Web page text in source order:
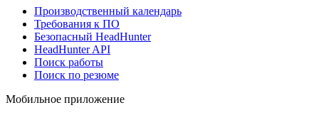
Производственный календарь
Требования к ПО
Безопасный HeadHunter
HeadHunter API
Поиск работы
Поиск по резюме
Мобильное приложение